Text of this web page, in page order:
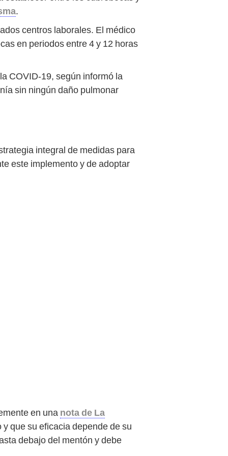
.
centros laborales. El médico
en periodos entre 4 y 12 horas
COVID-19, según informó la
sin ningún daño pulmonar
integral de medidas para
este implemento y de adoptar
en una nota de La
que su eficacia depende de su
debajo del mentón y debe